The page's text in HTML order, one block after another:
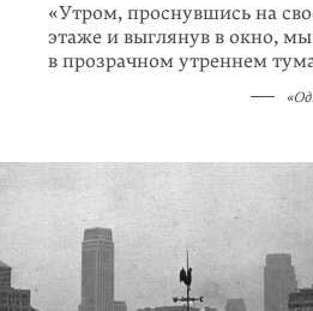
«Утром, проснувшись на
этаже и выглянув в окно,
в прозрачном утреннем